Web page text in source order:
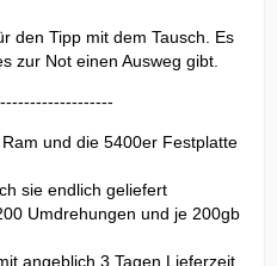
den Tipp mit dem Tausch. Es
zur Not einen Ausweg gibt.
und die 5400er Festplatte
sie endlich geliefert
Umdrehungen und je 200gb
angeblich 3 Tagen Lieferzeit